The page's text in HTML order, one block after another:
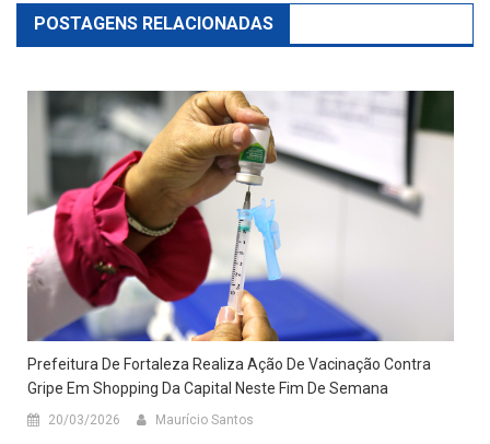
POSTAGENS RELACIONADAS
Prefeitura De Fortaleza Realiza Ação De Vacinação Contra
Gripe Em Shopping Da Capital Neste Fim De Semana
20/03/2026 Maurício Santos